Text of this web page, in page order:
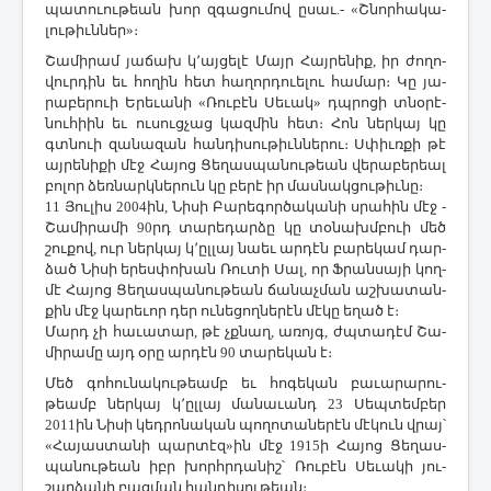
պատ­ուու­թեան խոր զգա­ցու­մով ը­սաւ.- «Շ­նոր­հա­կա­
լու­թիւն­ներ»։
­Շա­մի­րամ յա­ճախ կ­՚այ­ցե­լէ ­Մայր ­Հայ­րե­նիք, իր ժո­ղո­
վուր­դին եւ հո­ղին հետ հա­ղոր­դո­ւե­լու հա­մար։ ­Կը յա­
րա­բե­րո­ւի Ե­րե­ւա­նի «­Ռու­բէն ­Սե­ւակ» դպրո­ցի տնօ­րէ­
նու­հիին եւ ու­սուց­չաց կազ­մին հետ։ ­Հոն ներ­կայ կը
գտնո­ւի զա­նա­զան հան­դի­սու­թիւն­նե­րու։ Ս­փիւռ­քի թէ
այ­րե­նի­քի մէջ ­Հա­յոց ­Ցե­ղաս­պա­նու­թեան վե­րա­բե­րեալ
բո­լոր ձեռ­նարկ­նե­րուն կը բե­րէ իր մաս­նակ­ցու­թիւ­նը։
11 ­Յու­լիս 2004ին, ­Նի­սի ­Բա­րե­գոր­ծա­կա­նի սրա­հին մէջ ­
Շա­մի­րա­մի 90րդ ­տա­րե­դար­ձը կը տօ­նախմ­բո­ւի մեծ
շու­քով, ուր ներ­կայ կ­՚ըլ­լայ նաեւ ար­դէն բա­րե­կամ դար­
ձած ­Նի­սի ե­րես­փո­խան ­Ռու­տի ­Սալ, որ Ֆ­րան­սա­յի կող­
մէ ­Հա­յոց ­Ցե­ղաս­պա­նու­թեան ճա­նաչ­ման աշ­խա­տան­
քին մէջ կա­րե­ւոր դեր ու­նե­ցող­նե­րէն մէ­կը ե­ղած է։
­Մարդ չի հա­ւա­տար, թէ չքնաղ, ա­ռոյգ, ժպտա­դէմ ­Շա­
մի­րա­մը այդ օ­րը ար­դէն 90 տա­րե­կան է։
­Մեծ գո­հու­նա­կու­թեամբ եւ հո­գե­կան բա­ւա­րա­րու­
թեամբ ներ­կայ կ­՚ըլ­լայ մա­նա­ւանդ 23 ­Սեպ­տեմ­բեր
2011ին ­Նի­սի կեդ­րո­նա­կան պո­ղո­տա­նե­րէն մէ­կուն վրայ՝
«­Հա­յաս­տա­նի պար­տէզ»ին մէջ 1915ի ­Հա­յոց ­Ցե­ղաս­
պա­նու­թեան իբր խորհր­դա­նիշ՝ ­Ռու­բէն ­Սե­ւա­կի յու­
շար­ձա­նի բաց­ման հան­դի­սու­թեան։